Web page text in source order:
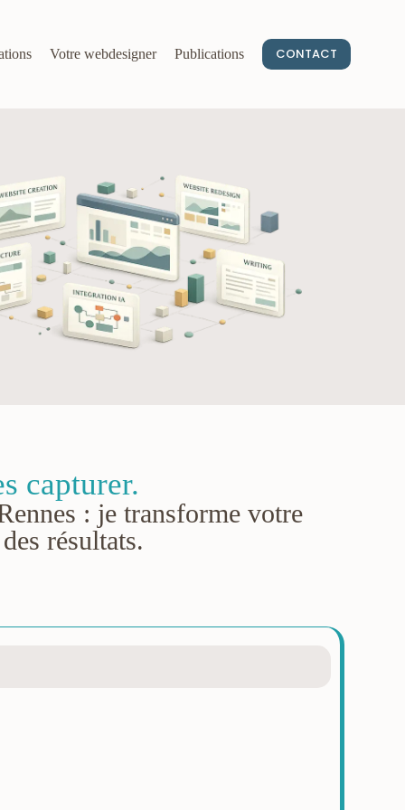
Votre webdesigner Publications CONTACT
capturer.
: je transforme votre
résultats.